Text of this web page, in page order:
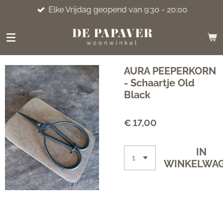
naar
hoofdinhoud
Elke Vrijdag geopend van 9:30 - 20:00
AURA PEEPERKORN
- Schaartje Old
Black
€ 17,00
IN